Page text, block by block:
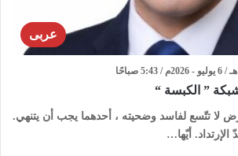
عربى
” الكبسة “
لا تتّسع لفاسد وضحيته ، أحدهما يجب أن يتنهي.
أيّها…